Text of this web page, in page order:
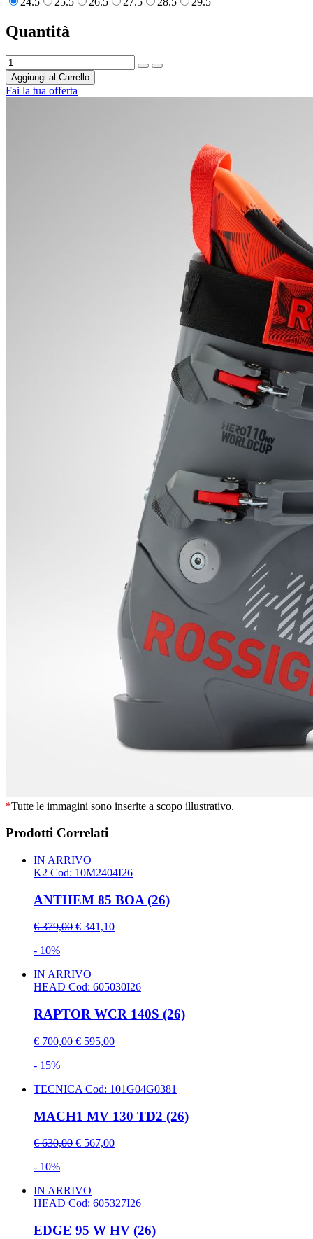
Quantità
Aggiungi al Carrello
Fai la tua offerta
*Tutte le immagini sono inserite a scopo illustrativo.
Prodotti Correlati
IN ARRIVO
K2 Cod: 10M2404I26
ANTHEM 85 BOA (26)
€ 379,00 € 341,10
- 10%
IN ARRIVO
HEAD Cod: 605030I26
RAPTOR WCR 140S (26)
€ 700,00 € 595,00
- 15%
TECNICA Cod: 101G04G0381
MACH1 MV 130 TD2 (26)
€ 630,00 € 567,00
- 10%
IN ARRIVO
HEAD Cod: 605327I26
EDGE 95 W HV (26)